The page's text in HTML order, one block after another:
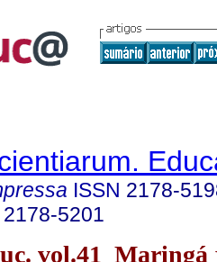
ISSN 2178-
2178-5201
vol.41 Maringá